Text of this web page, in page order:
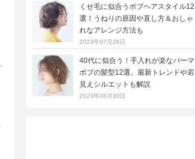
くせ毛に似合うボブヘアスタイル12
選！うねりの原因や直し方＆おしゃ
れなアレンジ方法も
2023年07月26日
40代に似合う！手入れが楽なパーマ
ボブの髪型12選。最新トレンドや若
見えシルエットも解説
2023年06月30日